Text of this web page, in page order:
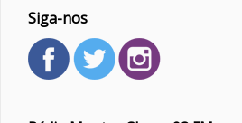
Siga-nos